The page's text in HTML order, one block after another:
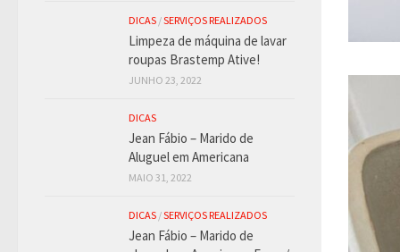
DICAS /SERVIÇOS REALIZADOS
Limpeza de máquina de lavar
roupas Brastemp Ative!
JUNHO 23, 2022
DICAS
Jean Fábio – Marido de
Aluguel em Americana
MAIO 31, 2022
DICAS /SERVIÇOS REALIZADOS
Jean Fábio – Marido de